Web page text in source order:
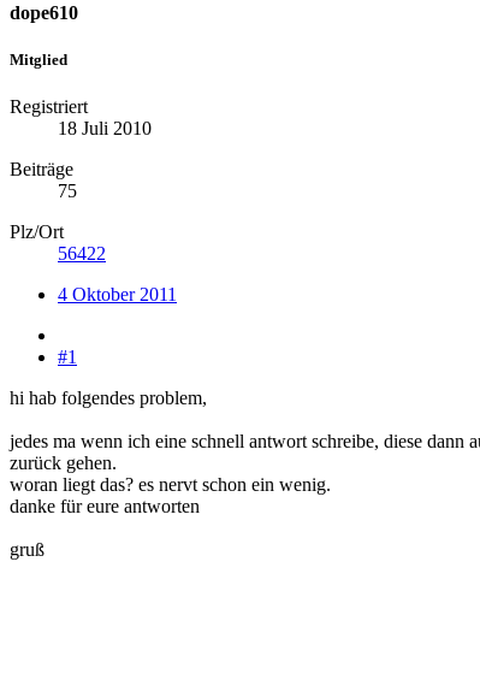
dope610
Mitglied
Registriert
18 Juli 2010
Beiträge
75
Plz/Ort
56422
4 Oktober 2011
#1
hi hab folgendes problem,
jedes ma wenn ich eine schnell antwort schreibe, diese
zurück gehen.
woran liegt das? es nervt schon ein wenig.
danke für eure antworten
gruß